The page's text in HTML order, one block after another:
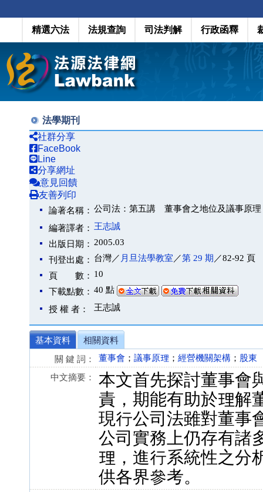
精選六法 法規查詢 司法判解 行政函釋
法學期刊
社群分享
FaceBook
Line
分享網址
意見回饋
友善列印
論著名稱： 公司法：第五講 董事會之地位及議事原理
編著譯者： 王志誠
出版日期： 2005.03
刊登出處： 台灣／ 月旦法學教室 ／第 29 期 ／82-92 頁
頁 數： 10
下載點數： 40 點
授 權 者： 王志誠
基本資料
相關資料
關 鍵 詞：
董事會 ； 議事原理 ； 經營機關架構 ； 股東
中文摘要：
本文首先探討董事會
責，期能有助於理解
現行公司法雖對董事
公司實務上仍存有諸
理，進行系統性之分
供各界參考。